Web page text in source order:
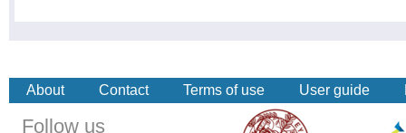
About Contact Terms of use User guide
Follow us